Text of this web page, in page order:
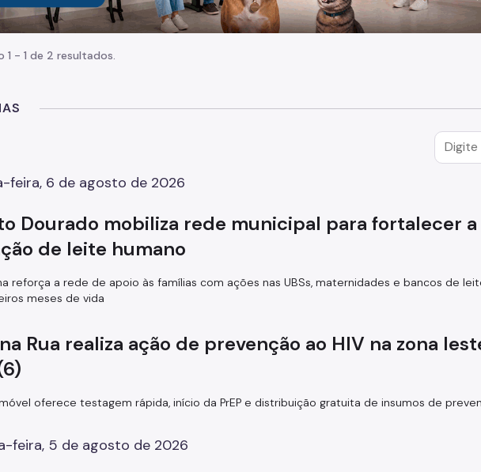
1 - 1 de 2 resultados.
feira, 6 de agosto de 2026
Dourado mobiliza rede municipal para fortalecer
de leite humano
reforça a rede de apoio às famílias com ações nas UBSs, maternidades e bancos de
meses de vida
Rua realiza ação de prevenção ao HIV na zona
oferece testagem rápida, início da PrEP e distribuição gratuita de insumos de
feira, 5 de agosto de 2026